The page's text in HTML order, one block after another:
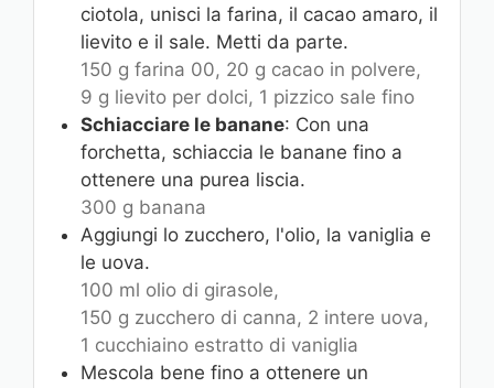
ciotola, unisci la farina, il cacao amaro, il
lievito e il sale. Metti da parte.
150 g farina 00, 20 g cacao in polvere,
9 g lievito per dolci, 1 pizzico sale fino
Schiacciare le banane: Con una
forchetta, schiaccia le banane fino a
ottenere una purea liscia.
300 g banana
Aggiungi lo zucchero, l'olio, la vaniglia e
le uova.
100 ml olio di girasole,
150 g zucchero di canna, 2 intere uova,
1 cucchiaino estratto di vaniglia
Mescola bene fino a ottenere un